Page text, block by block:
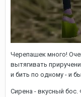
Черепашек много!
вытягивать
и бить по одному - и
Сирена - вкусный